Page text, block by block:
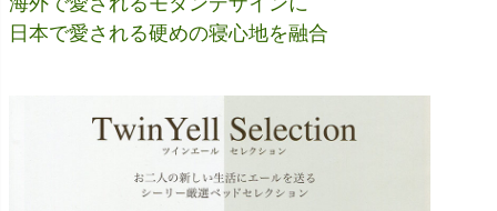
日本で愛される硬めの寝心地を融合